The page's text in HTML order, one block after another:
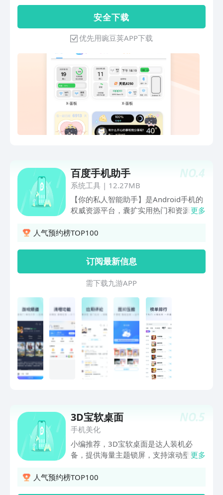
爱心等超多炫酷特效等你来用！ -同时支
持字体炫酷特效，庞大免费改字体库等你
来用喽~ *视频编辑趣味修图美图小工具 -
上百款小工具玩图拼图软件 -九格切图/白
蓝色昵称生成器 -图片加相框/微商截图
王/表情包美化包制作/个性头盔头像一键
制作生成 *QQ资料卡背景网名全套 -热门
神器：支持一键生成抖音套图素材 -适配
QQ8.0名片样式 -增加扩列功能：作者投
稿时可填扩列信息 *创意透明壁纸 -自己
聊天背景主题自己定 -3秒即可设置QQ、
微信聊天页面 -QQ名片情侣空间人气咻
几十万个高清个性头像壁纸p图素材天天
存！支持全局搜索，快速找图 -提供大量
精美情侣头像，朋友圈背景图、动漫头
像，屏保壁纸，表情包，二次元头像，空
间头像，唯美头像，微信头像大全90后
果觉得好用，请给个五星好评哦！ 如果
注“@小妖精美化”官方微信微博。
有多种组件及样式，不论是简单的照片布
局还是强大的功能性组件（倒数日、步
数、X-面板、等等等等）万能小组件都为
您深度优化，提供丰富的个性化设置，助
您搭配超个性的桌面。 【快捷启动，健
康码】 各种扫一扫、付款码、健康码、
乘车码、微博热搜…桌面点击一键直达。
【一键安装整套图标】 新增图标专辑，
现在可以一键安装常用图标，免去繁琐操
作。 【精美壁纸】 精心挑选海量高清无
水印美图壁纸，分类整理方便快速找到你
人一周心情，打工人手机桌面必备小组
件； X面板 - 潮流科技风，让你的桌面与
众不同； 天气时钟 - 时钟实时更新当地
的天气湿度； 喝水打卡 - 定制喝水提
醒，养成健康好习惯 心情打卡- 在桌面快
速记录此刻心情； Today - 每日计划一目
醒您不再错过的重要纪念日。 电子木鱼 -
木鱼一敲，烦恼全消！快速释放压力，还
有惊喜彩蛋！ 摸鱼神器 - 桌面上的摸鱼
神器，可以在手机桌面玩的小游戏 @万
小组件，请留下好评支持我们，如有问
题，欢迎反馈
安 全 下 载
优先用豌豆荚APP下载
NO.4
百度手机助手
系统工具| 12.27MB
【你的私人智能助手】是Android手机的
权威资源平台，囊扩实用热门和资源，智
速下载、轻松管理，全方位覆盖你所需的
机】 [应用管理] 升级、下载、卸载全面
管理 [空间管理] 清理、加速、整理一键
生效 [实用工具] 实用、轻便、多样供你
选择
更多
人气预约榜TOP100
订阅最新信息
需 下 载 九 游 A P P
NO.5
3D宝软桌面
手机美化
小编推荐，3D宝软桌面是达人装机必
备，提供海量主题锁屏，支持滚动壁纸，
应用机制的桌面启动器软件。 上亿用户
更多
人气预约榜TOP100